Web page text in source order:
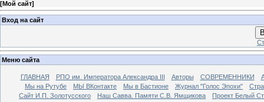
[Мой сайт]
Вход на сайт
Меню сайта
ГЛАВНАЯ РПО им. Императора Александра III Авторы СОВРЕМЕННИКИ
Мы на Рутубе
МЫ ВКонтакте Мы в Бастионе Журнал "Голос Эпохи"
Сайт И.П. Золотусского
Наш Савва. Памяти С.В. Ямщикова Проект Белый